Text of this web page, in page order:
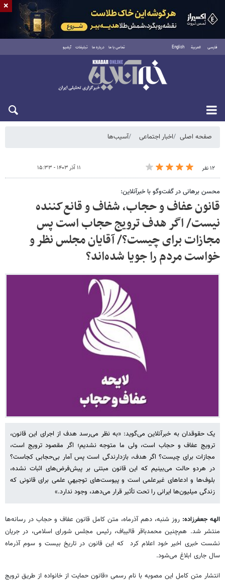
فارسی العربية English تماس با ما درباره ما تبلیغات آرشیو
شنبه ۱۷ مرداد ۱۴۰۵
صفحه اصلی اخبار اجتماعی آسیب‌ها
۱۲ نفر ۱۱ آذر ۱۴۰۳ - ۱۵:۳۳
محسن برهانی در گفت‌وگو با خبرآنلاین:
قانون عفاف و حجاب، شفاف و قانع‌کننده
نیست/ اگر هدف ترویج حجاب است پس
مجازات برای چیست؟/ آقایان مجلس نظر و
خواست مردم را جویا شده‌اند؟
یک حقوقدان به خبرآنلاین می‌گوید: «به نظر می‌رسد هدف از اجرای این قانون،
ترویج عفاف و حجاب است، ولی ما متوجه نشدیم؛ اگر مقصود ترویج است،
مجازات برای چیست؟ اگر هدف، بازدارندگی است پس آمار بی‌حجابی کجاست؟
در هردو حالت می‌بینیم که این قانون مبتنی بر پیش‌فرض‌های اثبات نشده،
بلوف‌ها و ادعاهای غیرعلمی است و پیوست‌‎های توجیهیِ علمی برای قانونی که
زندگی میلیون‌ها ایرانی را تحت تأثیر قرار می‌دهد، وجود ندارد.»
الهه جعفرزاده: روز شنبه، دهم آذرماه، متن کامل قانون عفاف و حجاب در رسانه‌ها
منتشر شد. هم‌چنین محمدباقر قالیباف، رئیس مجلس شورای اسلامی، در جریان
نشست خبری اخیر خود اعلام کرد که این قانون در تاریخ بیست و سوم آذرماه
سال جاری ابلاغ می‌شود.
انتشار متن کامل این مصوبه با نام رسمی «قانون حمایت از خانواده از طریق ترویج
×